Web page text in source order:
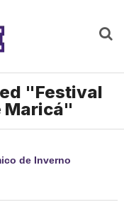
"Festival
Maricá"
de Inverno